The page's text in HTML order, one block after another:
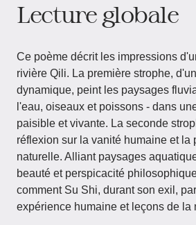
Lecture globale
Ce poème décrit les impressions
rivière Qili. La première strophe,
dynamique, peint les paysages
l'eau, oiseaux et poissons - dans
paisible et vivante. La seconde
réflexion sur la vanité humaine et la
naturelle. Alliant paysages
beauté et perspicacité
comment Su Shi, durant son exil,
expérience humaine et leçons de la